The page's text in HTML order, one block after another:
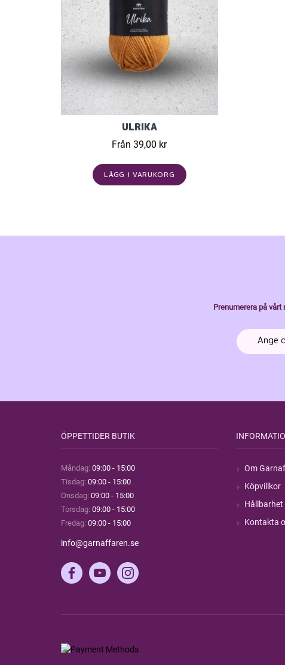
ULRIKA
Från 39,00 kr
LÄGG I VARUKORG
Prenumerera på
ÖPPETTIDER BUTIK
Måndag: 09:00 - 15:00
Tisdag: 09:00 - 15:00
Onsdag: 09:00 - 15:00
Torsdag: 09:00 - 15:00
Fredag: 09:00 - 15:00
info@garnaffaren.se
Om
Köpvillkor
Hållbarhet
Kontakta